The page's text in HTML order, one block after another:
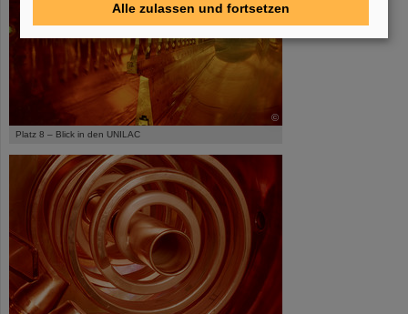
©
Platz 8 – Blick in den UNILAC
Alle zulassen und fortsetzen